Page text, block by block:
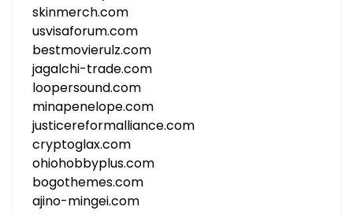
skinmerch.com
usvisaforum.com
bestmovierulz.com
jagalchi-trade.com
loopersound.com
minapenelope.com
justicereformalliance.com
cryptoglax.com
ohiohobbyplus.com
bogothemes.com
ajino-mingei.com